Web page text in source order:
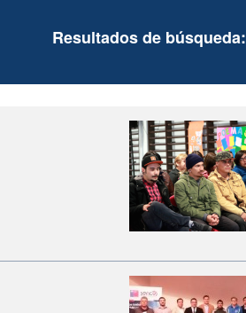
Resultados de búsqueda: